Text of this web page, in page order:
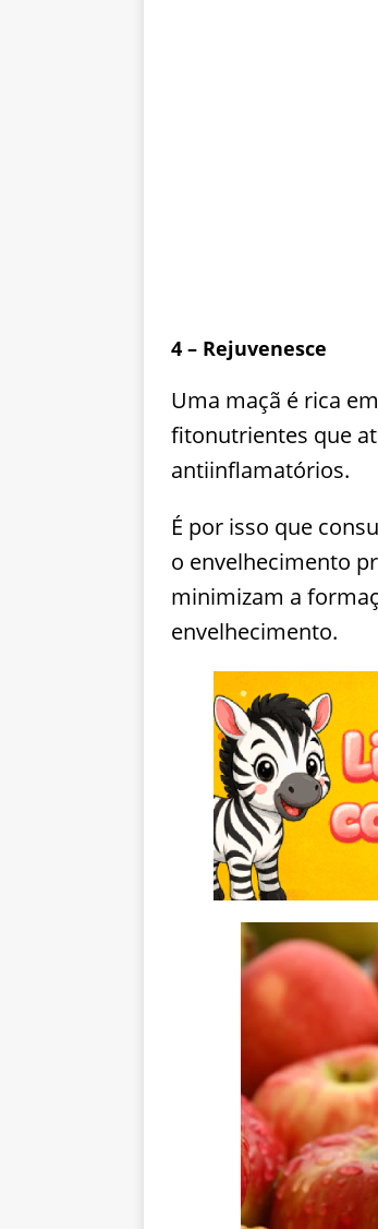
4 – Rejuvenesce
Uma maçã é rica
fitonutrientes que
antiinflamatórios.
É por isso que
o envelhecimento
minimizam a
envelhecimento.